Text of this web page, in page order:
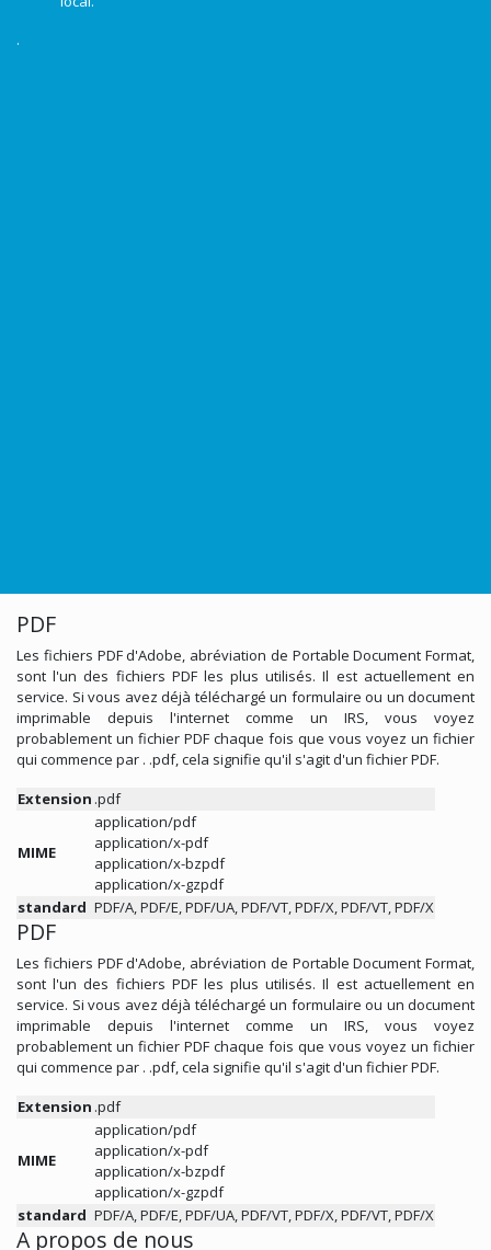
.
PDF
Les fichiers PDF d'Adobe, abréviation de Portable Document Format,
sont l'un des fichiers PDF les plus utilisés. Il est actuellement en
service. Si vous avez déjà téléchargé un formulaire ou un document
imprimable depuis l'internet comme un IRS, vous voyez
probablement un fichier PDF chaque fois que vous voyez un fichier
qui commence par . .pdf, cela signifie qu'il s'agit d'un fichier PDF.
Extension .pdf
MIME
application/pdf
application/x-pdf
application/x-bzpdf
application/x-gzpdf
standard PDF/A, PDF/E, PDF/UA, PDF/VT, PDF/X, PDF/VT, PDF/X
PDF
Les fichiers PDF d'Adobe, abréviation de Portable Document Format,
sont l'un des fichiers PDF les plus utilisés. Il est actuellement en
service. Si vous avez déjà téléchargé un formulaire ou un document
imprimable depuis l'internet comme un IRS, vous voyez
probablement un fichier PDF chaque fois que vous voyez un fichier
qui commence par . .pdf, cela signifie qu'il s'agit d'un fichier PDF.
Extension .pdf
MIME
application/pdf
application/x-pdf
application/x-bzpdf
application/x-gzpdf
standard PDF/A, PDF/E, PDF/UA, PDF/VT, PDF/X, PDF/VT, PDF/X
A propos de nous